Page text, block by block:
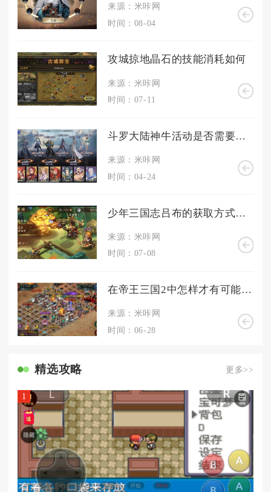
来源：米咔网
时间：08-04
攻城掠地晶石的技能消耗如何
来源：米咔网
时间：07-11
斗罗大陆神牛活动是否需要队伍参加
来源：米咔网
时间：04-24
少年三国志吕布的获取方式是什么
来源：米咔网
时间：07-08
在帝王三国2中怎样才有可能抓到将领
来源：米咔网
时间：06-28
精选攻略 更多>>
1